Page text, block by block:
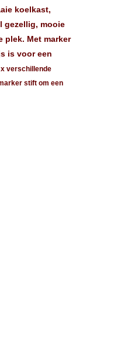
koelkast,
gezellig, mooie
plek. Met marker
is voor een
x verschillende
stift om een